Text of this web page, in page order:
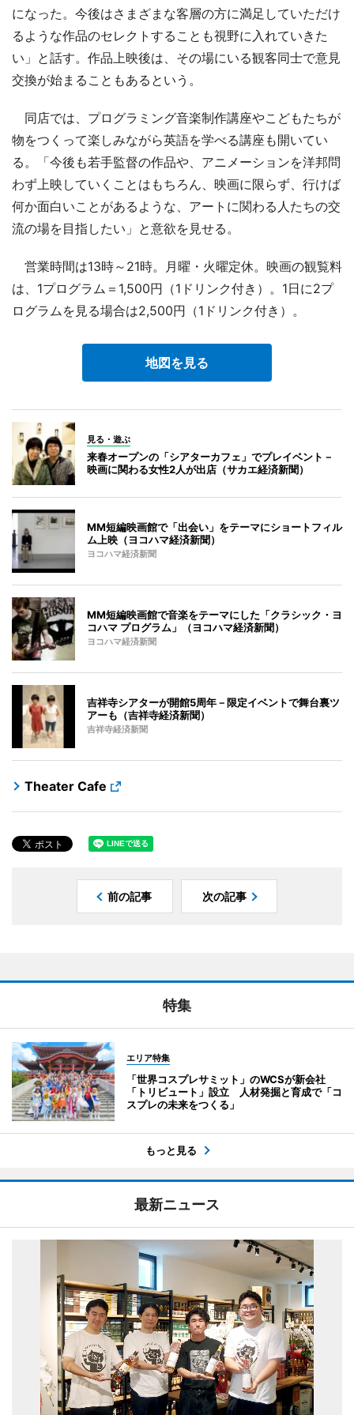
になった。今後はさまざまな客層の方に満足していただけ
るような作品のセレクトすることも視野に入れていきた
い」と話す。作品上映後は、その場にいる観客同士で意見
交換が始まることもあるという。
同店では、プログラミング音楽制作講座やこどもたちが
物をつくって楽しみながら英語を学べる講座も開いてい
る。「今後も若手監督の作品や、アニメーションを洋邦問
わず上映していくことはもちろん、映画に限らず、行けば
何か面白いことがあるような、アートに関わる人たちの交
流の場を目指したい」と意欲を見せる。
営業時間は13時～21時。月曜・火曜定休。映画の観覧料
は、1プログラム＝1,500円（1ドリンク付き）。1日に2プ
ログラムを見る場合は2,500円（1ドリンク付き）。
地図を見る
見る・遊ぶ
来春オープンの「シアターカフェ」でプレイベント－
映画に関わる女性2人が出店（サカエ経済新聞）
MM短編映画館で「出会い」をテーマにショートフィル
ム上映（ヨコハマ経済新聞）
ヨコハマ経済新聞
MM短編映画館で音楽をテーマにした「クラシック・ヨ
コハマ プログラム」（ヨコハマ経済新聞）
ヨコハマ経済新聞
吉祥寺シアターが開館5周年－限定イベントで舞台裏ツ
アーも（吉祥寺経済新聞）
吉祥寺経済新聞
Theater Cafe
前の記事 次の記事
特集
エリア特集
「世界コスプレサミット」のWCSが新会社
「トリビュート」設立 人材発掘と育成で「コ
スプレの未来をつくる」
もっと見る
最新ニュース